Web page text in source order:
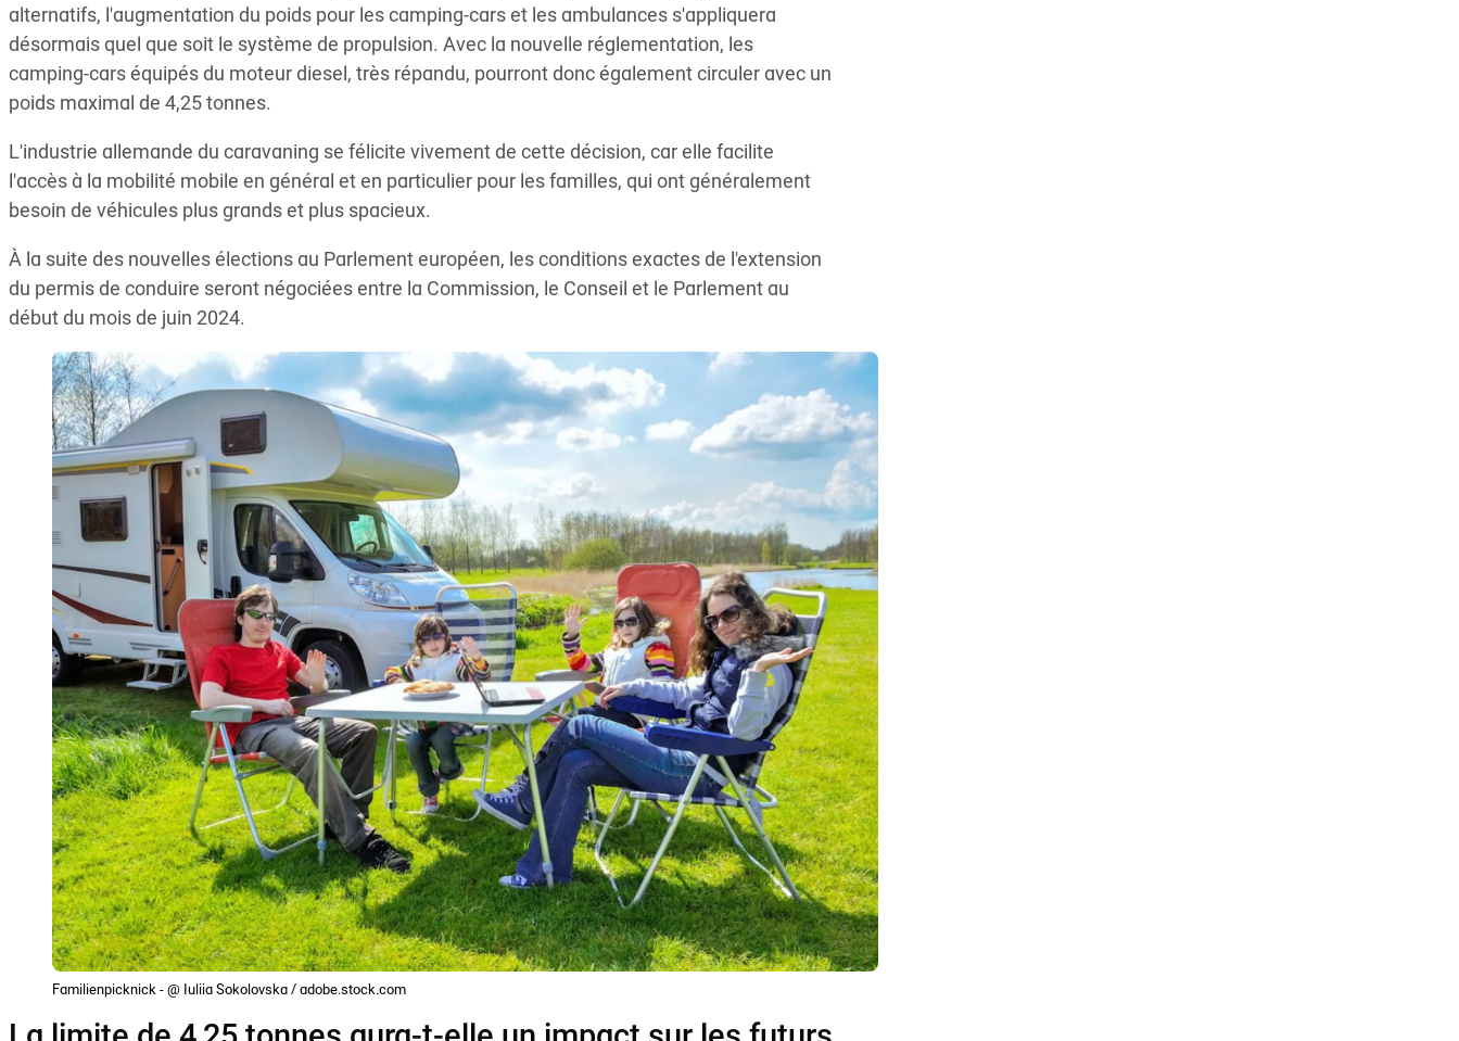
alternatifs, l'augmentation du poids pour les camping-cars et les ambulances s'appliquera
désormais quel que soit le système de propulsion. Avec la nouvelle réglementation, les
camping-cars équipés du moteur diesel, très répandu, pourront donc également circuler avec un
poids maximal de 4,25 tonnes.
L'industrie allemande du caravaning se félicite vivement de cette décision, car elle facilite
l'accès à la mobilité mobile en général et en particulier pour les familles, qui ont généralement
besoin de véhicules plus grands et plus spacieux.
À la suite des nouvelles élections au Parlement européen, les conditions exactes de l'extension
du permis de conduire seront négociées entre la Commission, le Conseil et le Parlement au
début du mois de juin 2024.
Familienpicknick - @ Iuliia Sokolovska / adobe.stock.com